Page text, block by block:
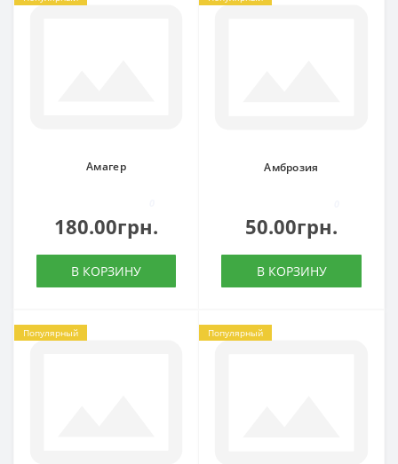
Амагер
180.00грн.
В КОРЗИНУ
Амброзия
50.00грн.
В КОРЗИНУ
Популярный Популярный